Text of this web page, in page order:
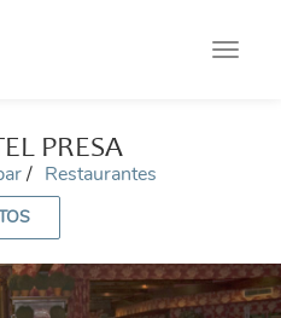
Toggle
PRESA
Restaurantes